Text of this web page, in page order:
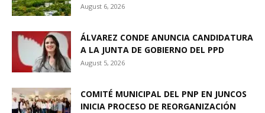
August 6, 2026
ÁLVAREZ CONDE ANUNCIA CANDIDATURA
A LA JUNTA DE GOBIERNO DEL PPD
August 5, 2026
COMITÉ MUNICIPAL DEL PNP EN JUNCOS
INICIA PROCESO DE REORGANIZACIÓN